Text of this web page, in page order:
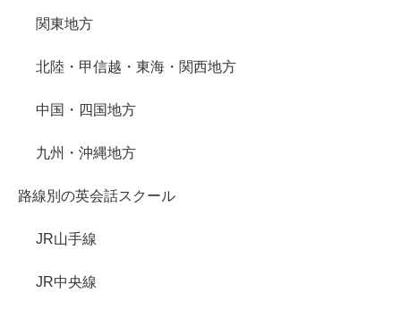
関東地方
北陸・甲信越・東海・関西地方
中国・四国地方
九州・沖縄地方
路線別の英会話スクール
JR山手線
JR中央線